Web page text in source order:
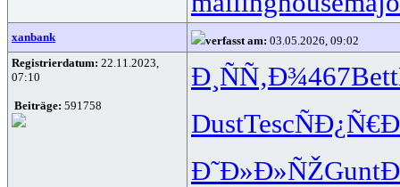
xanbank verfasst am: 03.05.2026, 09:02
Registrierdatum: 22.11.2023,
07:10
Beiträge: 591758
Ð¸ÑÑ‚Ð¾467Bett
DustTesc
Ð˜Ð»Ð»ÑŽGunt